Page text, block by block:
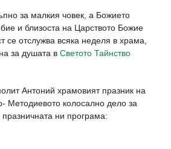
за малкия човек, а Божието
и близоста на Царството Божие
отслужва всяка неделя в храма,
за душата в Светото Тайнство
Антоний храмовият празник на
Методиевото колосално дело за
ни програма: